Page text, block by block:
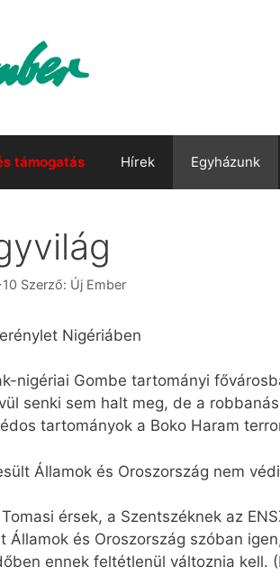
támogatás Hírek Egyházunk
Szerző: Új Ember
Nigériáben
nigériai Gombe tartományi
senki sem halt meg, de a
tartományok a Boko Haram
Államok és Oroszország nem
érsek, a Szentszéknek az
Államok és Oroszország szóban
ennek feltétlenül változnia kell.